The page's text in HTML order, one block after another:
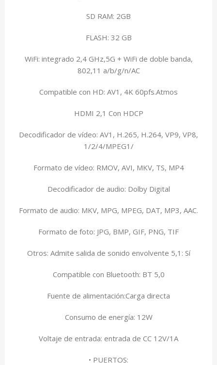
SD RAM: 2GB
FLASH: 32 GB
WiFi: integrado 2,4 GHz,5G + WiFi de doble banda,
802,11 a/b/g/n/AC
Compatible con HD: AV1, 4K 60pfs.Atmos
HDMI 2,1 Con HDCP
Decodificador de vídeo: AV1, H.265, H.264, VP9, VP8,
1/2/4/MPEG1/
Formato de vídeo: RMOV, AVI, MKV, TS, MP4
Decodificador de audio: Dolby Digital
Formato de audio: MKV, MPG, MPEG, DAT, MP3, AAC.
Formato de foto: JPG, BMP, GIF, PNG, TIF
Otros: Admite salida de sonido envolvente 5,1: Sí
Compatible con Bluetooth: BT 5,0
Fuente de alimentación:Carga directa
Consumo de energía: 12W
Voltaje de entrada: entrada de CC 12V/1A
• PUERTOS: